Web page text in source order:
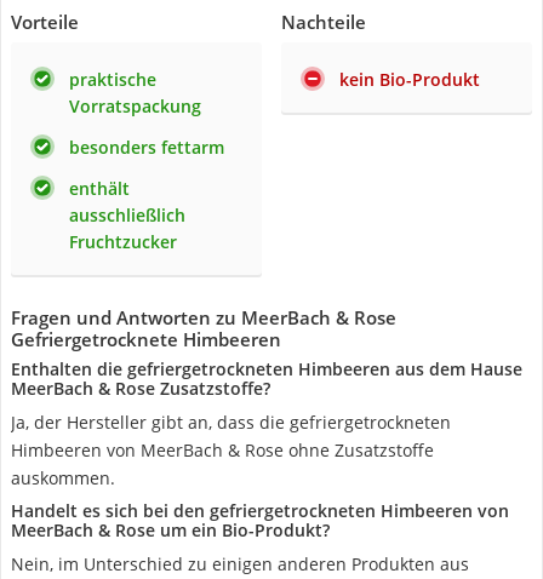
Vorteile
praktische
Vorratspackung
besonders fettarm
enthält
ausschließlich
Fruchtzucker
Nachteile
kein Bio-Produkt
Fragen und Antworten zu MeerBach & Rose
Gefriergetrocknete Himbeeren
Enthalten die gefriergetrockneten Himbeeren aus dem Hause
MeerBach & Rose Zusatzstoffe?
Ja, der Hersteller gibt an, dass die gefriergetrockneten
Himbeeren von MeerBach & Rose ohne Zusatzstoffe
auskommen.
Handelt es sich bei den gefriergetrockneten Himbeeren von
MeerBach & Rose um ein Bio-Produkt?
Nein, im Unterschied zu einigen anderen Produkten aus